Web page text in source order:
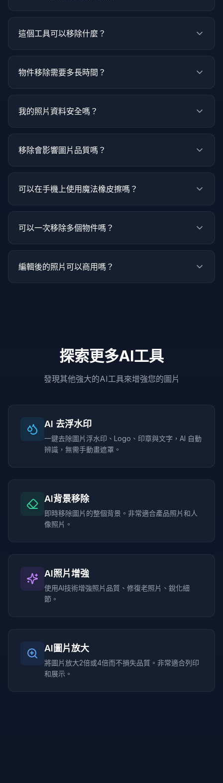
這個工具可以移除什麼？
物件移除需要多長時間？
我的照片資料安全嗎？
移除會影響圖片品質嗎？
可以在手機上使用魔法橡皮擦嗎？
可以一次移除多個物件嗎？
編輯後的照片可以商用嗎？
探索更多AI工具
發現其他強大的AI工具來增強您的圖片
AI 去浮水印
一鍵去除圖片浮水印、Logo、印章與文字，AI 自動
辨識，無需手動畫遮罩。
AI背景移除
即時移除圖片的整個背景。非常適合產品照片和人
像照片。
AI照片增強
使用AI技術增強照片品質、修復老照片、銳化細
節。
AI圖片放大
將圖片放大2倍或4倍而不損失品質。非常適合列印
和展示。